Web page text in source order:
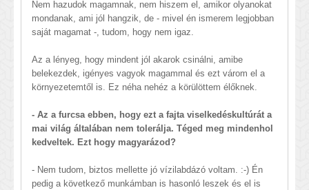
Nem hazudok magamnak, nem hiszem el, amikor olyanokat
mondanak, ami jól hangzik, de - mivel én ismerem legjobban
saját magamat -, tudom, hogy nem igaz.
Az a lényeg, hogy mindent jól akarok csinálni, amibe
belekezdek, igényes vagyok magammal és ezt várom el a
környezetemtől is. Ez néha nehéz a körülöttem élőknek.
- Az a furcsa ebben, hogy ezt a fajta viselkedéskultúrát a
mai világ általában nem tolerálja. Téged meg mindenhol
kedveltek. Ezt hogy magyarázod?
- Nem tudom, biztos mellette jó vízilabdázó voltam. :-) Én
pedig a következő munkámban is hasonló leszek és el is